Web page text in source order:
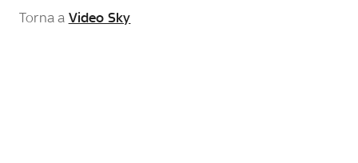
Torna a Video Sky